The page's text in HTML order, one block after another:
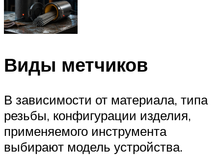
Виды метчиков
В зависимости от материала, типа
резьбы, конфигурации изделия,
применяемого инструмента
выбирают модель устройства.